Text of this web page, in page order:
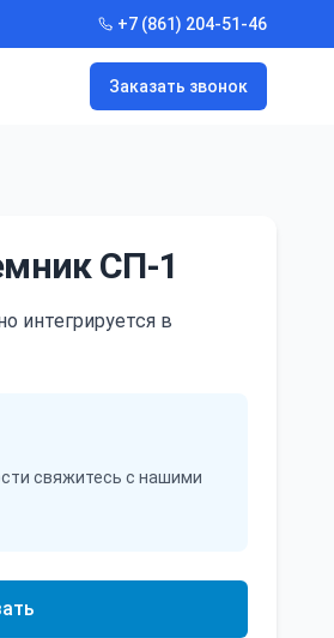
+7 (861) 204-51-46
Заказать звонок
СП-1
интегрируется в
свяжитесь с нашими